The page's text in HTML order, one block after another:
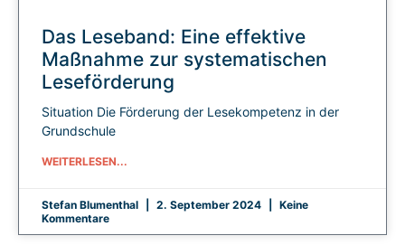
Das Leseband: Eine effektive
Maßnahme zur systematischen
Leseförderung
Situation Die Förderung der Lesekompetenz in der
Grundschule
WEITERLESEN...
Stefan Blumenthal 2. September 2024
Keine
Kommentare